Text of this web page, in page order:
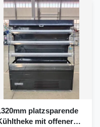
platzsparende
mit offener